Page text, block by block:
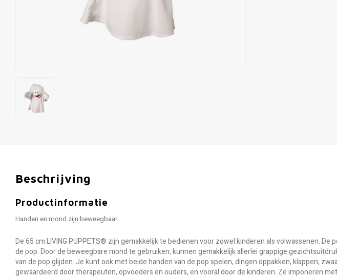
Beschrijving
Productinformatie
Handen en mond zijn beweegbaar.
De 65 cm LIVING PUPPETS® zijn gemakkelijk te bedienen voor zowel kinderen als volwassenen.
de pop. Door de beweegbare mond te gebruiken, kunnen gemakkelijk allerlei grappige
van de pop glijden. Je kunt ook met beide handen van de pop spelen, dingen oppakken, klappen,
gewaardeerd door therapeuten, opvoeders en ouders, en vooral door de kinderen. Ze imponeren